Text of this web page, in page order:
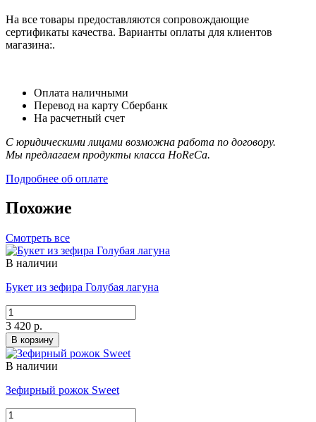
На все товары предоставляются сопровождающие
сертификаты качества. Варианты оплаты для клиентов
магазина:.
Оплата наличными
Перевод на карту Сбербанк
На расчетный счет
С юридическими лицами возможна работа по договору.
Мы предлагаем продукты класса HoReCa.
Подробнее об оплате
Похожие
Смотреть все
В наличии
Букет из зефира Голубая лагуна
3 420 р.
В корзину
В наличии
Зефирный рожок Sweet